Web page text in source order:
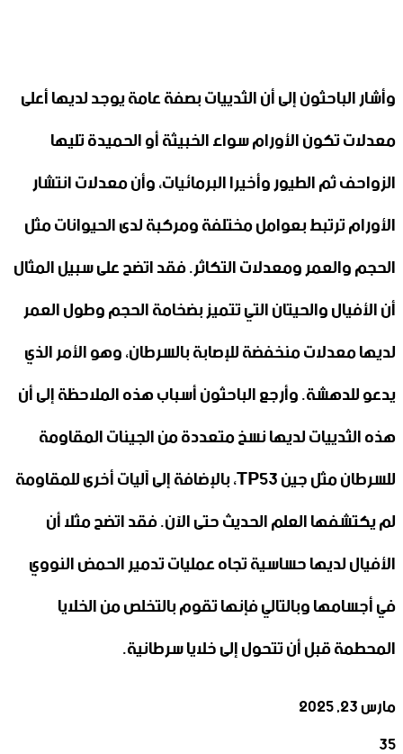
وأشار الباحثون إلى أن الثدييات بصفة عامة يوجد لديها أعلى
معدلات تكون الأورام سواء الخبيثة أو الحميدة تليها
الزواحف ثم الطيور وأخيرا البرمائيات، وأن معدلات انتشار
الأورام ترتبط بعوامل مختلفة ومركبة لدى الحيوانات مثل
الحجم والعمر ومعدلات التكاثر. فقد اتضح على سبيل المثال
أن الأفيال والحيتان التي تتميز بضخامة الحجم وطول العمر
لديها معدلات منخفضة للإصابة بالسرطان، وهو الأمر الذي
يدعو للدهشة. وأرجع الباحثون أسباب هذه الملاحظة إلى أن
هذه الثدييات لديها نسخ متعددة من الجينات المقاومة
للسرطان مثل جين TP53، بالإضافة إلى آليات أخرى للمقاومة
لم يكتشفها العلم الحديث حتى الآن. فقد اتضح مثلا أن
الأفيال لديها حساسية تجاه عمليات تدمير الحمض النووي
في أجسامها وبالتالي فإنها تقوم بالتخلص من الخلايا
المحطمة قبل أن تتحول إلى خلايا سرطانية.
مارس 23, 2025
35